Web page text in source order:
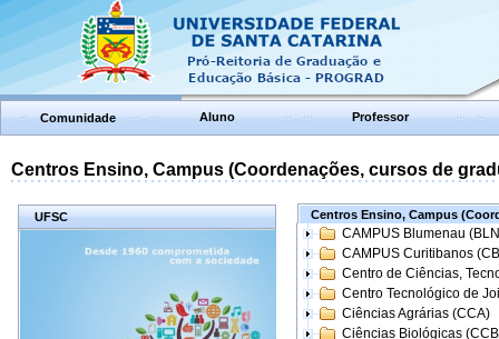
Comunidade Aluno Professor
Centros Ensino, Campus (Coordenações, cursos de
UFSC Centros Ensino, Campus
CAMPUS Blumenau
CAMPUS Curitibanos
Centro de Ciências,
Centro Tecnológico de
Ciências Agrárias (CCA)
Ciências Biológicas